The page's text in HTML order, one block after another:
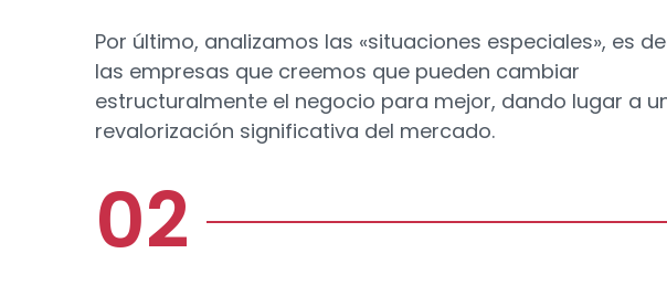
Por último, analizamos las «situaciones especiales», es
las empresas que creemos que pueden cambiar
estructuralmente el negocio para mejor, dando lugar a
revalorización significativa del mercado.